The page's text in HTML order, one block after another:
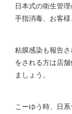
日本式の衛生管
手指消毒、お客
粘膜感染も報告
をされる方は店
ましょう。
こーゆう時、日